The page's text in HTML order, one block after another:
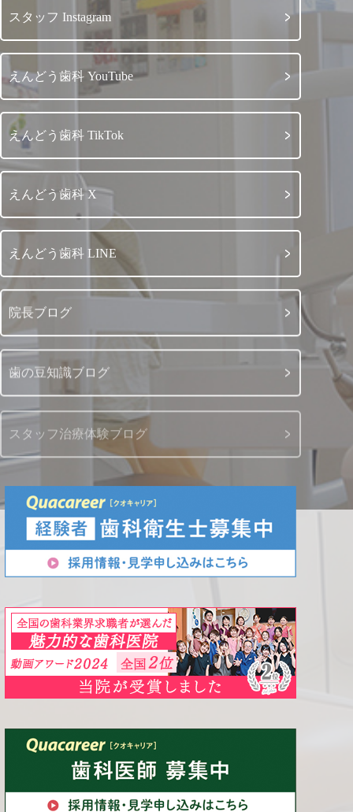
スタッフ Instagram
えんどう歯科 YouTube
えんどう歯科 TikTok
えんどう歯科 X
えんどう歯科 LINE
院長ブログ
歯の豆知識ブログ
スタッフ治療体験ブログ